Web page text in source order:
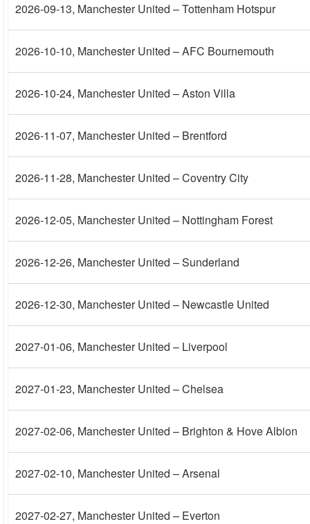
2026-09-13, Manchester United – Tottenham Hotspur
2026-10-10, Manchester United – AFC Bournemouth
2026-10-24, Manchester United – Aston Villa
2026-11-07, Manchester United – Brentford
2026-11-28, Manchester United – Coventry City
2026-12-05, Manchester United – Nottingham Forest
2026-12-26, Manchester United – Sunderland
2026-12-30, Manchester United – Newcastle United
2027-01-06, Manchester United – Liverpool
2027-01-23, Manchester United – Chelsea
2027-02-06, Manchester United – Brighton & Hove Albion
2027-02-10, Manchester United – Arsenal
2027-02-27, Manchester United – Everton